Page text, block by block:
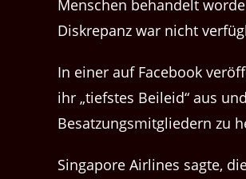
Menschen behandelt
Diskrepanz war nicht
In einer auf Facebook
ihr „tiefstes Beileid“ aus
Besatzungsmitgliedern zu
Singapore Airlines sagte,